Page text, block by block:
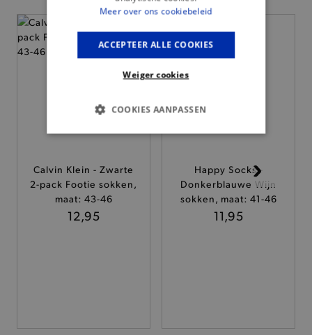
Calvin Klein - Zwarte
2-pack Footie sokken,
maat: 43-46
12,95
Happy Socks -
Donkerblauwe Wijn
sokken, maat: 41-46
11,95
Meer over ons cookiebeleid
ACCEPTEER ALLE COOKIES
Weiger cookies
COOKIES AANPASSEN
BASIS COOKIES
ANALYTISCHE
TARGETING